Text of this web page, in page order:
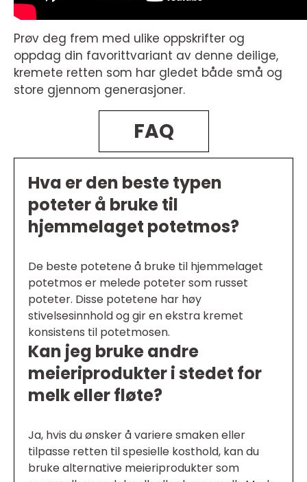
Prøv deg frem med ulike oppskrifter og
oppdag din favorittvariant av denne deilige,
kremete retten som har gledet både små og
store gjennom generasjoner.
FAQ
Hva er den beste typen
poteter å bruke til
hjemmelaget potetmos?
De beste potetene å bruke til hjemmelaget
potetmos er melede poteter som russet
poteter. Disse potetene har høy
stivelsesinnhold og gir en ekstra kremet
konsistens til potetmosen.
Kan jeg bruke andre
meieriprodukter i stedet for
melk eller fløte?
Ja, hvis du ønsker å variere smaken eller
tilpasse retten til spesielle kosthold, kan du
bruke alternative meieriprodukter som